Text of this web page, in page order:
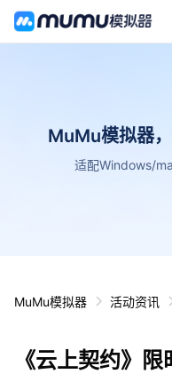
MuMu模拟器
适配Windows/
MuMu模拟器 活动资讯
《云上契约》